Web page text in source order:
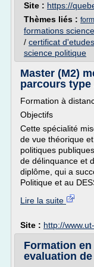
Site : https://
Thèmes liés :
formations
/ certificat
science politique
Master (M2)
parcours type
Formation à
Objectifs
Cette spécialité
de vue théorique
politiques
de délinquance et
diplôme, qui a
Politique et au
Lire la suite
Site : http://
Formation
evaluation de